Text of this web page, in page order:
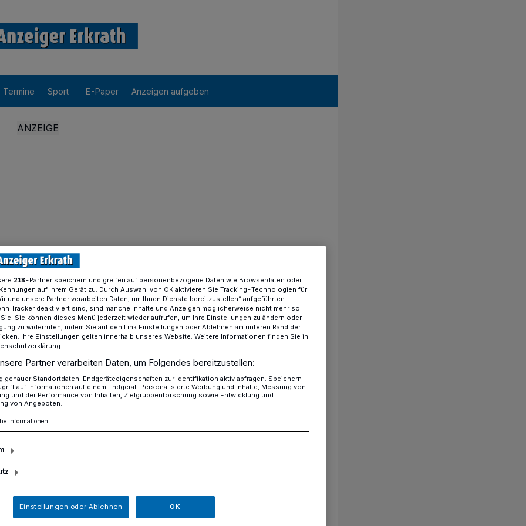
Termine Sport E-Paper Anzeigen aufgeben
Schauspiel von Frank Goosen nach der Verfilmung von Sönke Wortmann
der Verfilmung von Sönke
in der Erkrather
30. Oktober, ist das Westfälische
und präsentiert ab 20 Uhr das
der Stadthalle an der Neanderstraße –
von Sönke Wortmann.
218-Partner speichern und greifen auf personenbezogene Daten wie Browserdaten oder
auf Ihrem Gerät zu. Durch Auswahl von OK aktivieren Sie Tracking-Technologien für
und unsere Partner verarbeiten Daten, um Ihnen Dienste bereitzustellen“ aufgeführten
Tracker deaktiviert sind, sind manche Inhalte und Anzeigen möglicherweise nicht mehr so
Sie können dieses Menü jederzeit wieder aufrufen, um Ihre Einstellungen zu ändern oder
zu widerrufen, indem Sie auf den Link Einstellungen oder Ablehnen am unteren Rand der
Ihre Einstellungen gelten innerhalb unseres Website. Weitere Informationen finden Sie in
Partner verarbeiten Daten, um Folgendes bereitzustellen:
genauer Standortdaten. Endgeräteeigenschaften zur Identifikation aktiv abfragen. Speichern
auf Informationen auf einem Endgerät. Personalisierte Werbung und Inhalte, Messung von
und der Performance von Inhalten, Zielgruppenforschung sowie Entwicklung und
von Angeboten.
Informationen
Einstellungen oder Ablehnen OK